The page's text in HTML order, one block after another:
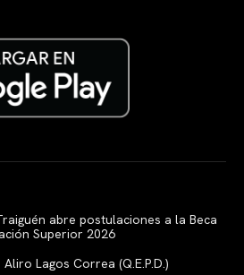
abre postulaciones a la Beca
Superior 2026
Lagos Correa (Q.E.P.D.)